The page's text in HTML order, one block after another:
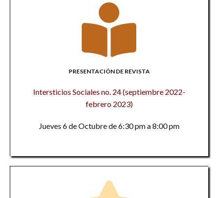
PRESENTACIÓN DE REVISTA
Intersticios Sociales no. 24 (septiembre 2022-
febrero 2023)
Jueves 6 de Octubre de 6:30 pm a 8:00 pm